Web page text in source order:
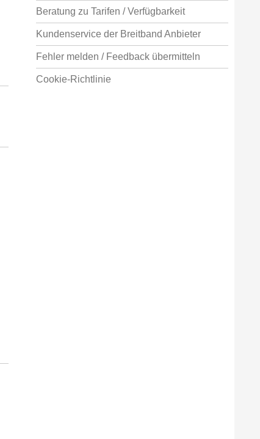
Beratung zu Tarifen / Verfügbarkeit
Kundenservice der Breitband Anbieter
Fehler melden / Feedback übermitteln
Cookie-Richtlinie